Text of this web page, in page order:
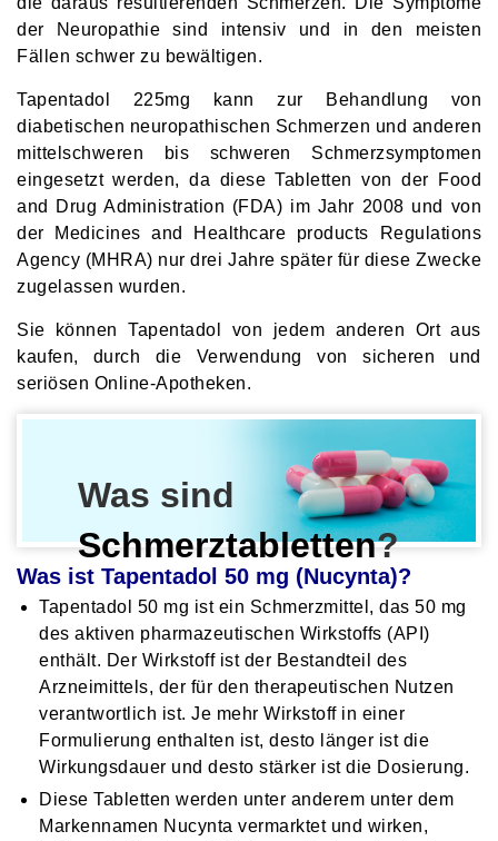
der Neuropathie sind intensiv und in den meisten
Fällen schwer zu bewältigen.
Tapentadol 225mg kann zur Behandlung von
diabetischen neuropathischen Schmerzen und anderen
mittelschweren bis schweren Schmerzsymptomen
eingesetzt werden, da diese Tabletten von der Food
and Drug Administration (FDA) im Jahr 2008 und von
der Medicines and Healthcare products Regulations
Agency (MHRA) nur drei Jahre später für diese Zwecke
zugelassen wurden.
Sie können Tapentadol von jedem anderen Ort aus
kaufen, durch die Verwendung von sicheren und
seriösen Online-Apotheken.
Was sind
Schmerztabletten?
Was ist Tapentadol 50 mg (Nucynta)?
Tapentadol 50 mg ist ein Schmerzmittel, das 50 mg
des aktiven pharmazeutischen Wirkstoffs (API)
enthält. Der Wirkstoff ist der Bestandteil des
Arzneimittels, der für den therapeutischen Nutzen
verantwortlich ist. Je mehr Wirkstoff in einer
Formulierung enthalten ist, desto länger ist die
Wirkungsdauer und desto stärker ist die Dosierung.
Diese Tabletten werden unter anderem unter dem
Markennamen Nucynta vermarktet und wirken,